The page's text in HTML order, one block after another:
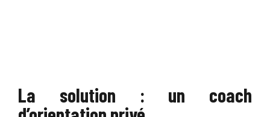
La solution : un coach